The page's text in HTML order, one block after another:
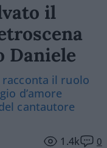
il
Daniele
racconta il ruolo
d’amore
cantautore
1.4k 0